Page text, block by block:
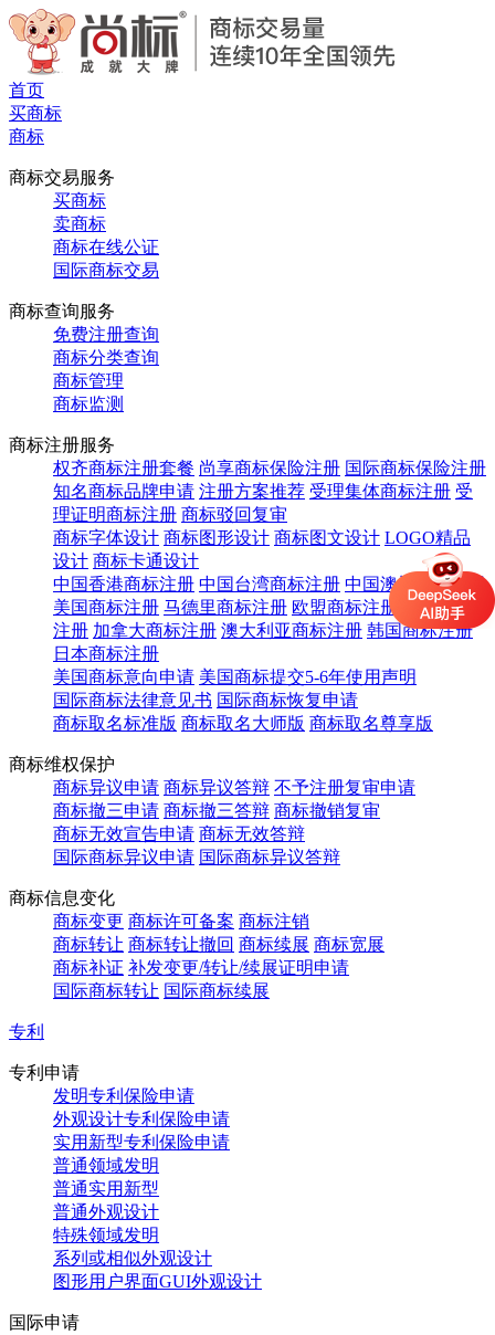
首页
买商标
商标
商标交易服务
买商标
卖商标
商标在线公证
国际商标交易
商标查询服务
免费注册查询
商标分类查询
商标管理
商标监测
商标注册服务
权齐商标注册套餐 尚享商标保险注册 国际商标保险注册
知名商标品牌申请 注册方案推荐 受理集体商标注册 受
理证明商标注册 商标驳回复审
商标字体设计 商标图形设计 商标图文设计 LOGO精品
设计 商标卡通设计
中国香港商标注册 中国台湾商标注册 中国澳门商标注册
美国商标注册 马德里商标注册 欧盟商标注册
英国商标
注册 加拿大商标注册 澳大利亚商标注册 韩国商标注册
日本商标注册
美国商标意向申请 美国商标提交5-6年使用声明
国际商标法律意见书 国际商标恢复申请
商标取名标准版 商标取名大师版 商标取名尊享版
商标维权保护
商标异议申请 商标异议答辩 不予注册复审申请
商标撤三申请 商标撤三答辩 商标撤销复审
商标无效宣告申请 商标无效答辩
国际商标异议申请 国际商标异议答辩
商标信息变化
商标变更 商标许可备案 商标注销
商标转让 商标转让撤回 商标续展 商标宽展
商标补证 补发变更/转让/续展证明申请
国际商标转让 国际商标续展
专利
专利申请
发明专利保险申请
外观设计专利保险申请
实用新型专利保险申请
普通领域发明
普通实用新型
普通外观设计
特殊领域发明
系列或相似外观设计
图形用户界面GUI外观设计
国际申请